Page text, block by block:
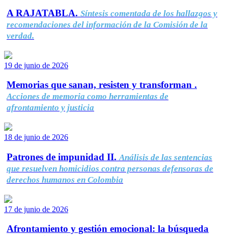
A RAJATABLA. Síntesis comentada de los hallazgos y
recomendaciones del información de la Comisión de la
verdad.
19 de junio de 2026
Memorias que sanan, resisten y transforman .
Acciones de memoria como herramientas de
afrontamiento y justicia
18 de junio de 2026
Patrones de impunidad II. Análisis de las sentencias
que resuelven homicidios contra personas defensoras de
derechos humanos en Colombia
17 de junio de 2026
Afrontamiento y gestión emocional: la búsqueda